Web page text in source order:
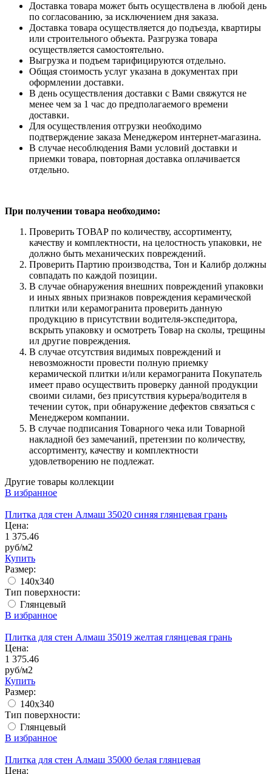
Доставка товара может быть осуществлена в любой день
по согласованию, за исключением дня заказа.
Доставка товара осуществляется до подъезда, квартиры
или строительного объекта. Разгрузка товара
осуществляется самостоятельно.
Выгрузка и подъем тарифицируются отдельно.
Общая стоимость услуг указана в документах при
оформлении доставки.
В день осуществления доставки с Вами свяжутся не
менее чем за 1 час до предполагаемого времени
доставки.
Для осуществления отгрузки необходимо
подтверждение заказа Менеджером интернет-магазина.
В случае несоблюдения Вами условий доставки и
приемки товара, повторная доставка оплачивается
отдельно.
При получении товара необходимо:
Проверить ТОВАР по количеству, ассортименту,
качеству и комплектности, на целостность упаковки, не
должно быть механических повреждений.
Проверить Партию производства, Тон и Калибр должны
совпадать по каждой позиции.
В случае обнаружения внешних повреждений упаковки
и иных явных признаков повреждения керамической
плитки или керамогранита проверить данную
продукцию в присутствии водителя-экспедитора,
вскрыть упаковку и осмотреть Товар на сколы, трещины
ил другие повреждения.
В случае отсутствия видимых повреждений и
невозможности провести полную приемку
керамической плитки и/или керамогранита Покупатель
имеет право осуществить проверку данной продукции
своими силами, без присутствия курьера/водителя в
течении суток, при обнаружение дефектов связаться с
Менеджером компании.
В случае подписания Товарного чека или Товарной
накладной без замечаний, претензии по количеству,
ассортименту, качеству и комплектности
удовлетворению не подлежат.
Другие товары коллекции
В избранное
Плитка для стен Алмаш 35020 синяя глянцевая грань
Цена:
1 375.46
руб/м2
Купить
Размер:
140x340
Тип поверхности:
Глянцевый
В избранное
Плитка для стен Алмаш 35019 желтая глянцевая грань
Цена:
1 375.46
руб/м2
Купить
Размер:
140x340
Тип поверхности:
Глянцевый
В избранное
Плитка для стен Алмаш 35000 белая глянцевая
Цена: